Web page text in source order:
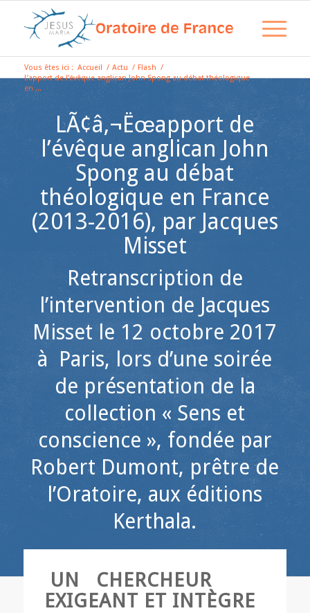
Vous êtes ici : Accueil / Actu / Flash /
L’apport de l’évêque anglican John Spong au débat théologique
en ...
LÃ¢â‚¬Ëœapport de
l’évêque anglican John
Spong au débat
théologique en France
(2013-2016), par Jacques
Misset
Retranscription de
l’intervention de Jacques
Misset le 12 octobre 2017
à Paris, lors d’une soirée
de présentation de la
collection « Sens et
conscience », fondée par
Robert Dumont, prêtre de
l’Oratoire, aux éditions
Kerthala.
UN CHERCHEUR
EXIGEANT ET INTÈGRE